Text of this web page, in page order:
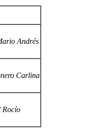
Andrés
Carlina
Rocío